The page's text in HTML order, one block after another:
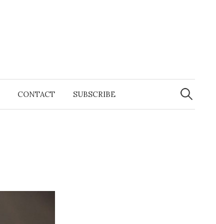
CONTACT SUBSCRIBE
Search
for: